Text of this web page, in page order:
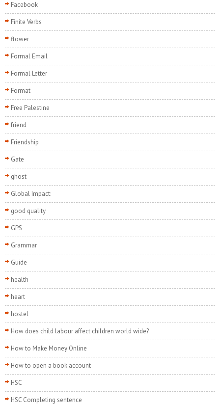
Facebook
Finite Verbs
flower
Formal Email
Formal Letter
Format
Free Palestine
friend
Friendship
Gate
ghost
Global Impact:
good quality
GPS
Grammar
Guide
health
heart
hostel
How does child labour affect children world wide?
How to Make Money Online
How to open a book account
HSC
HSC Completing sentence